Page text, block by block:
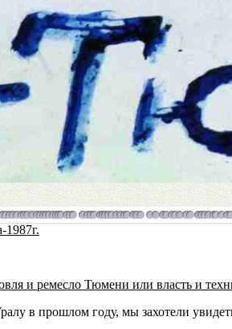
1987г.
и ремесло Тюмени или власть и
в прошлом году, мы захотели